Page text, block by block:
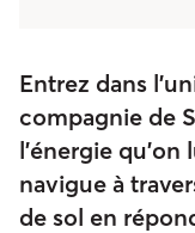
Entrez dans
compagnie de
l’énergie
navigue à
de sol en